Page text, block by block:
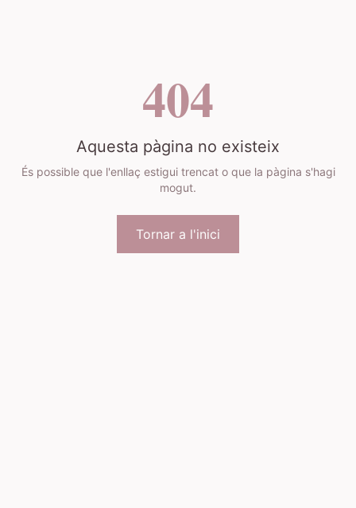
404
Aquesta pàgina no existeix
És possible que l'enllaç estigui trencat o que la pàgina s'hagi
mogut.
Tornar a l'inici